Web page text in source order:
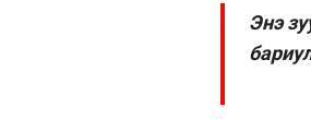
Энэ